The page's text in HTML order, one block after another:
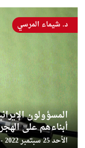
المسؤولون
أبناءهم على
الأحد 25 سبتمبر 2022 - 21:59:43
د. شيماء المرسي